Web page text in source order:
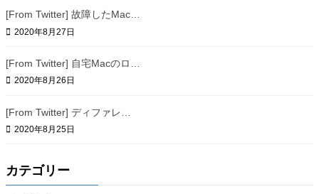
[From Twitter] 故障したMac…
2020年8月27日
[From Twitter] 自宅Macのロ…
2020年8月26日
[From Twitter] ディファレ…
2020年8月25日
カテゴリー